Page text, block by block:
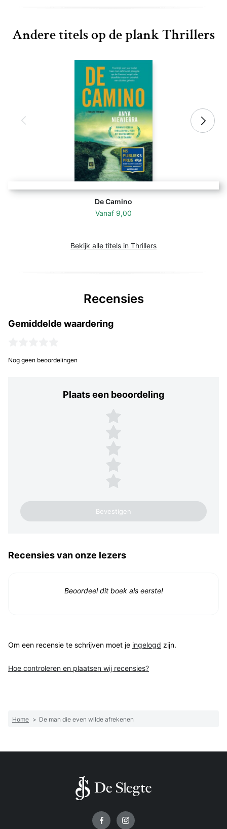
Andere titels op de plank Thrillers
De Camino
Vanaf 9,00
Bekijk alle titels in Thrillers
Recensies
Gemiddelde waardering
Nog geen beoordelingen
Plaats een beoordeling
Plaats een beoordeling
5 sterren
4 sterren
3 sterren
2 sterren
1 ster
Recensies van onze lezers
Beoordeel dit boek als eerste!
Om een recensie te schrijven moet je ingelogd zijn.
Hoe controleren en plaatsen wij recensies?
Home > De man die even wilde afrekenen